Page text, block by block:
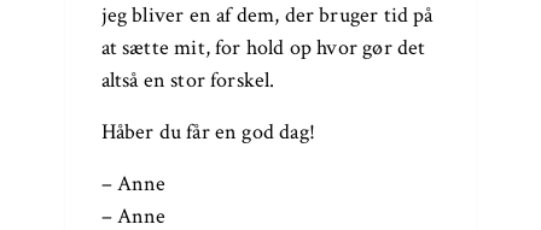
jeg bliver en af dem, der bruger tid på
at sætte mit, for hold op hvor gør det
altså en stor forskel.
Håber du får en god dag!
– Anne
– Anne